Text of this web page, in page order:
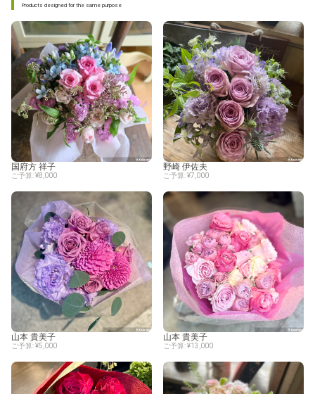
Products designed for the same purpose
国府方 祥子
ご予算: ¥8,000
野崎 伊佐夫
ご予算: ¥7,000
山本 貴美子
ご予算: ¥5,000
山本 貴美子
ご予算: ¥13,000